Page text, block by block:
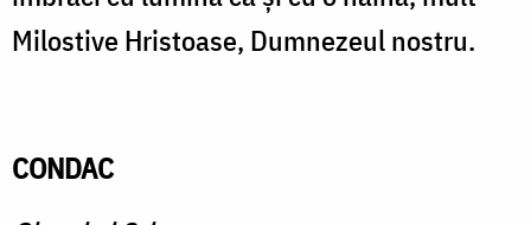
Milostive Hristoase, Dumnezeul nostru.
CONDAC